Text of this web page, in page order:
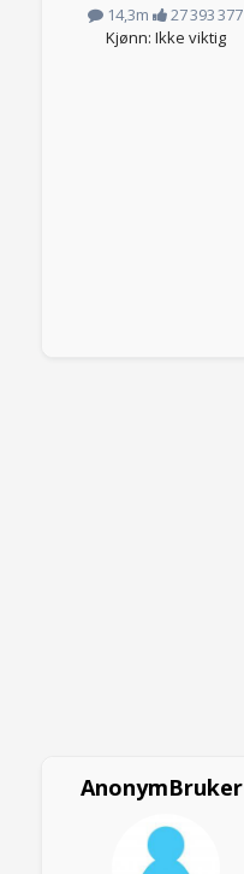
14,3m
27 393 377
Kjønn: Ikke viktig
AnonymBruker